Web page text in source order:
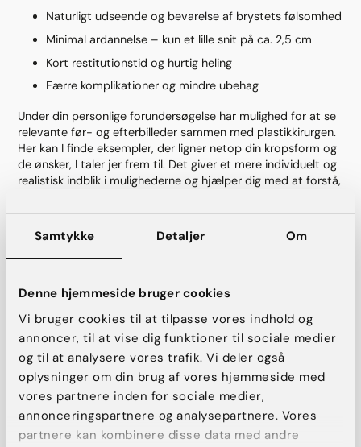
Samtykke Detaljer Om
Denne hjemmeside bruger cookies
Vi bruger cookies til at tilpasse vores indhold og
annoncer, til at vise dig funktioner til sociale medier
og til at analysere vores trafik. Vi deler også
oplysninger om din brug af vores hjemmeside med
vores partnere inden for sociale medier,
annonceringspartnere og analysepartnere. Vores
partnere kan kombinere disse data med andre
Naturligt udseende og bevarelse af brystets følsomhed
Minimal ardannelse – kun et lille snit på ca. 2,5 cm
Kort restitutionstid og hurtig heling
Færre komplikationer og mindre ubehag
Under din personlige forundersøgelse har mulighed for at se
relevante før- og efterbilleder sammen med plastikkirurgen.
Her kan I finde eksempler, der ligner netop din kropsform og
de ønsker, I taler jer frem til. Det giver et mere individuelt og
realistisk indblik i mulighederne og hjælper dig med at forstå,
Hvordan foregår indgrebet?